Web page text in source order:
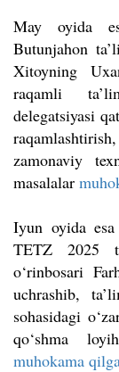
May oyida
Butunjahon
Xitoyning
raqamli
delegatsiyasi
zamonaviy
masalalar
Iyun oyida
TETZ 2025
o‘rinbosari
uchrashib,
sohasidagi
qo‘shma
muhokama